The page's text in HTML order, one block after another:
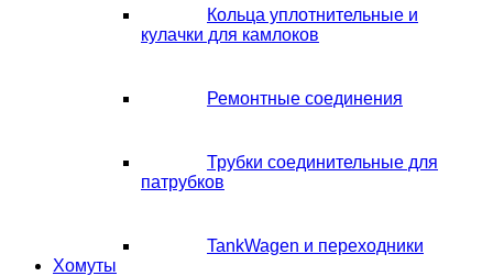
Кольца уплотнительные и
кулачки для камлоков
Ремонтные соединения
Трубки соединительные для
патрубков
TankWagen и переходники
Хомуты